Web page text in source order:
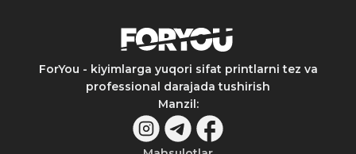
ForYou - kiyimlarga yuqori sifat printlarni tez va
professional darajada tushirish
Manzil: